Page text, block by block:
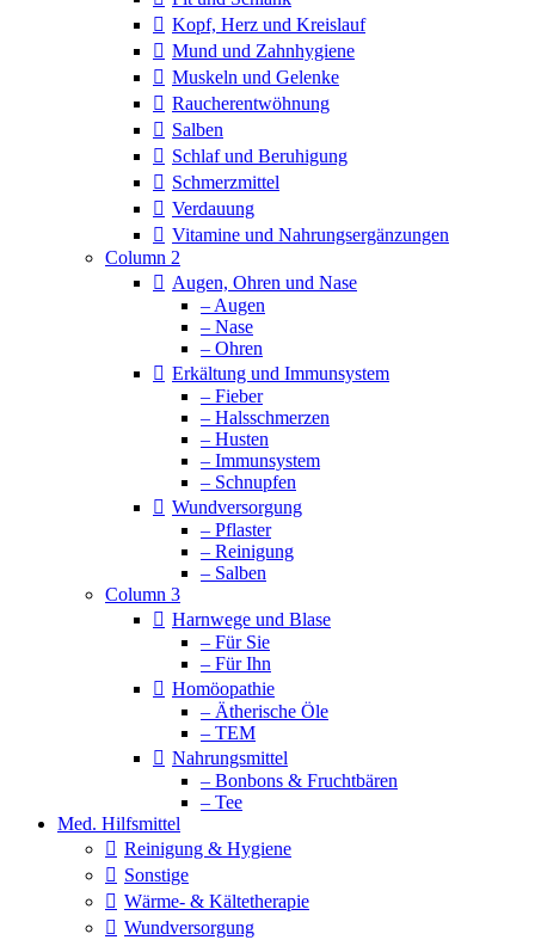
Kopf, Herz und Kreislauf
Mund und Zahnhygiene
Muskeln und Gelenke
Raucherentwöhnung
Salben
Schlaf und Beruhigung
Schmerzmittel
Verdauung
Vitamine und Nahrungsergänzungen
Column 2
Augen, Ohren und Nase
– Augen
– Nase
– Ohren
Erkältung und Immunsystem
– Fieber
– Halsschmerzen
– Husten
– Immunsystem
– Schnupfen
Wundversorgung
– Pflaster
– Reinigung
– Salben
Column 3
Harnwege und Blase
– Für Sie
– Für Ihn
Homöopathie
– Ätherische Öle
– TEM
Nahrungsmittel
– Bonbons & Fruchtbären
– Tee
Med. Hilfsmittel
Reinigung & Hygiene
Sonstige
Wärme- & Kältetherapie
Wundversorgung